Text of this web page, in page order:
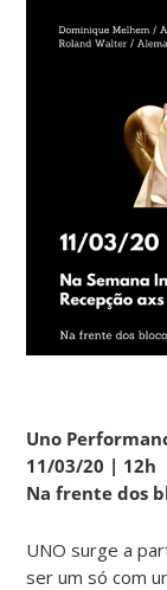
Uno
11/03/20 | 12h
Na frente dos
UNO surge a
ser um só com